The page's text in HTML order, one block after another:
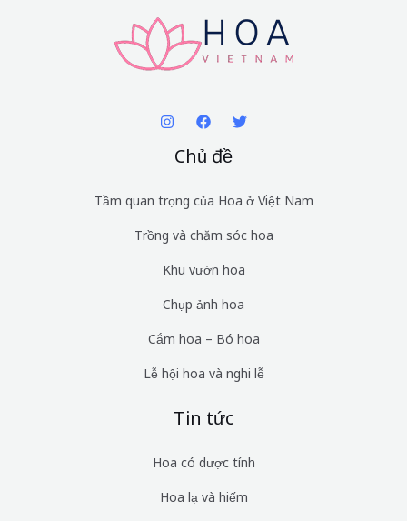
Chủ đề
Tầm quan trọng của Hoa ở Việt Nam
Trồng và chăm sóc hoa
Khu vườn hoa
Chụp ảnh hoa
Cắm hoa – Bó hoa
Lễ hội hoa và nghi lễ
Tin tức
Hoa có dược tính
Hoa lạ và hiếm